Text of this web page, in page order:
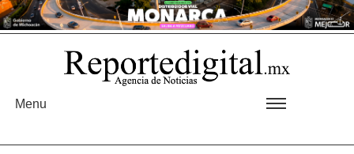
Menu